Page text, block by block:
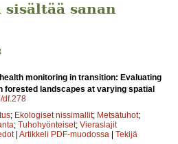
sanan
monitoring in transition: Evaluating
forested landscapes at varying spatial
df.278
; Ekologiset nissimallit; Metsätuhot;
; Tuhohyönteiset; Vieraslajit
| Artikkeli PDF-muodossa | Tekijä